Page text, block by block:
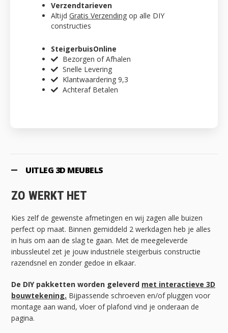
Verzendtarieven
Altijd Gratis Verzending op alle DIY
constructies
SteigerbuisOnline
Bezorgen of Afhalen
Snelle Levering
Klantwaardering 9,3
Achteraf Betalen
UITLEG 3D MEUBELS
ZO WERKT HET
Kies zelf de gewenste afmetingen en wij zagen alle buizen
perfect op maat. Binnen gemiddeld 2 werkdagen heb je alles
in huis om aan de slag te gaan. Met de meegeleverde
inbussleutel zet je jouw industriële steigerbuis constructie
razendsnel en zonder gedoe in elkaar.
De DIY pakketten worden geleverd met interactieve 3D
bouwtekening. Bijpassende schroeven en/of pluggen voor
montage aan wand, vloer of plafond vind je onderaan de
pagina.